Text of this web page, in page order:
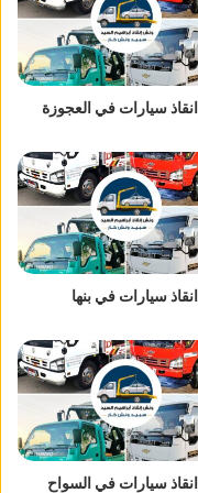
سيارات في العجوزة
سيارات في بنها
سيارات في السواح